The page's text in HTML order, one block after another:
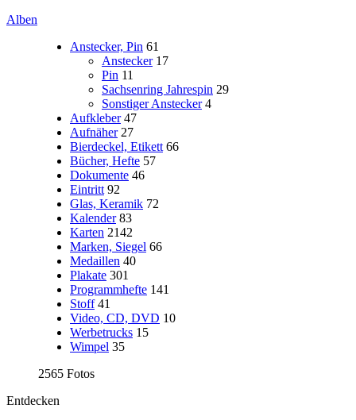
Alben
Anstecker, Pin 61
Anstecker 17
Pin 11
Sachsenring Jahrespin 29
Sonstiger Anstecker 4
Aufkleber 47
Aufnäher 27
Bierdeckel, Etikett 66
Bücher, Hefte 57
Dokumente 46
Eintritt 92
Glas, Keramik 72
Kalender 83
Karten 2142
Marken, Siegel 66
Medaillen 40
Plakate 301
Programmhefte 141
Stoff 41
Video, CD, DVD 10
Werbetrucks 15
Wimpel 35
2565 Fotos
Entdecken